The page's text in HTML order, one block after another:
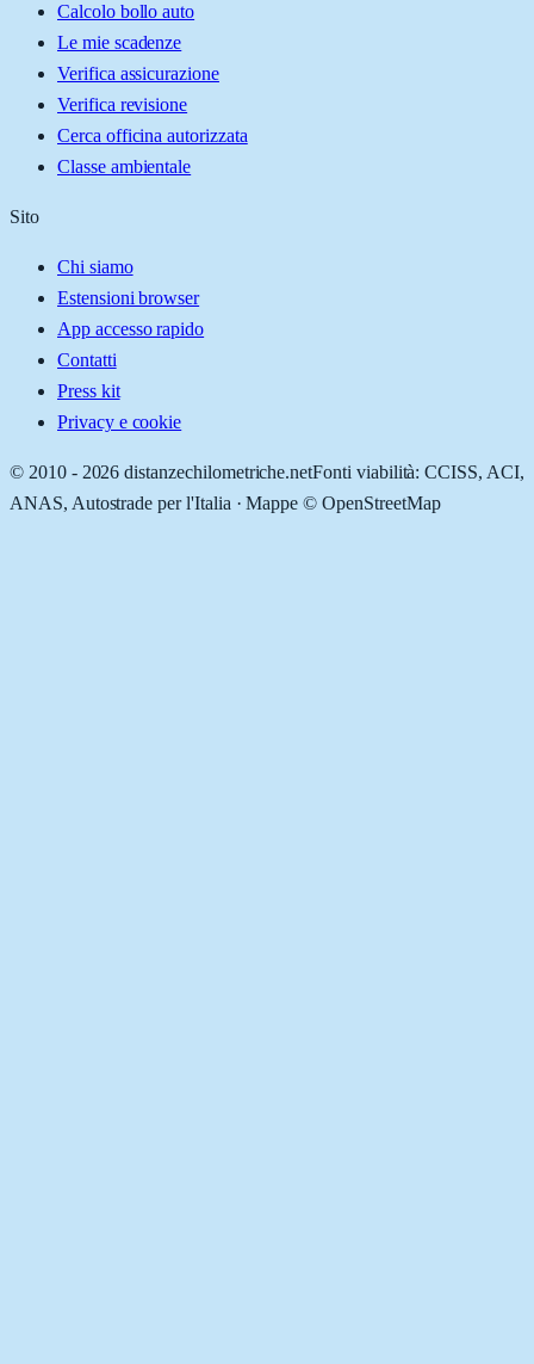
Calcolo bollo auto
Le mie scadenze
Verifica assicurazione
Verifica revisione
Cerca officina autorizzata
Classe ambientale
Sito
Chi siamo
Estensioni browser
App accesso rapido
Contatti
Press kit
Privacy e cookie
© 2010 - 2026 distanzechilometriche.netFonti viabilità: CCISS, ACI,
ANAS, Autostrade per l'Italia · Mappe © OpenStreetMap